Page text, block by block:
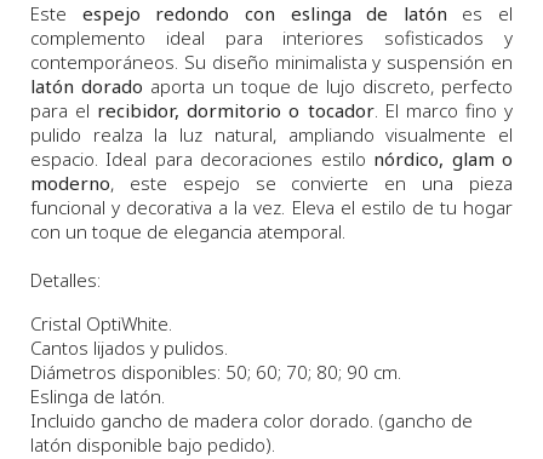
Este espejo redondo con eslinga de latón es el
complemento ideal para interiores sofisticados y
contemporáneos. Su diseño minimalista y suspensión en
latón dorado aporta un toque de lujo discreto, perfecto
para el recibidor, dormitorio o tocador. El marco fino y
pulido realza la luz natural, ampliando visualmente el
espacio. Ideal para decoraciones estilo nórdico, glam o
moderno, este espejo se convierte en una pieza
funcional y decorativa a la vez. Eleva el estilo de tu hogar
con un toque de elegancia atemporal.
Detalles:
Cristal OptiWhite.
Cantos lijados y pulidos.
Diámetros disponibles: 50; 60; 70; 80; 90 cm.
Eslinga de latón.
Incluido gancho de madera color dorado. (gancho de
latón disponible bajo pedido).